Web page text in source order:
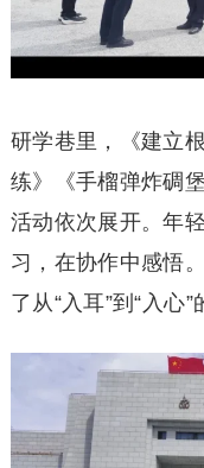
研学巷里，《建立
练》《手榴弹炸碉
活动依次展开。年
习，在协作中感悟
了从“入耳”到“入心”